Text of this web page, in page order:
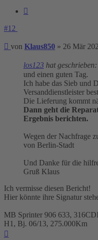
#12
Beitrag
von Klaus850 » 26 Mär
los123 hat geschrieben:
und einen guten Tag.
Ich habe das Sieb und
Versanddienstleister
Die Lieferung kommt
Dann geht die
Ergebnis berichten.
Wegen der Nachfrage
von Berlin-Stadt
Und Danke für die
Gruß Klaus
Ich vermisse diesen Bericht!
Hier könnte ihre Signatur
MB Sprinter 906 633,
H1, Bj. 06/13, 275.000Km